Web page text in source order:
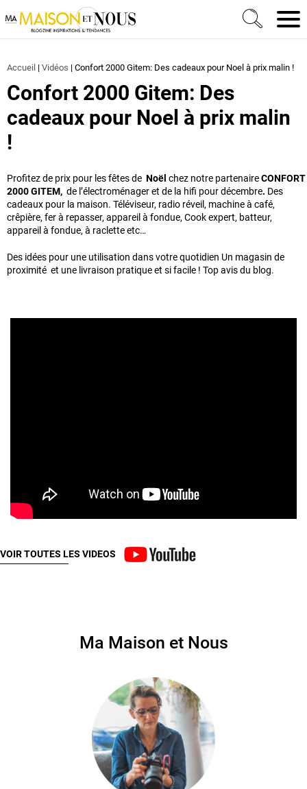
Ma Maison et Nous Construction, rénovation &
Accueil | Vidéos | Confort 2000 Gitem: Des cadeaux pour Noel à prix malin !
Confort 2000 Gitem: Des
cadeaux pour Noel à prix malin
!
Profitez de prix pour les fêtes de Noël chez notre partenaireCONFORT
2000 GITEM, de l’électroménager et de la hifi pour décembre. Des
cadeaux pour la maison. Téléviseur, radio réveil, machine à café,
crêpière, fer à repasser, appareil à fondue, Cook expert, batteur,
appareil à fondue, à raclette etc…
Des idées pour une utilisation dans votre quotidien Un magasin de
proximité et une livraison pratique et si facile ! Top avis du blog.
VOIR TOUTES LES VIDEOS
Ma Maison et Nous